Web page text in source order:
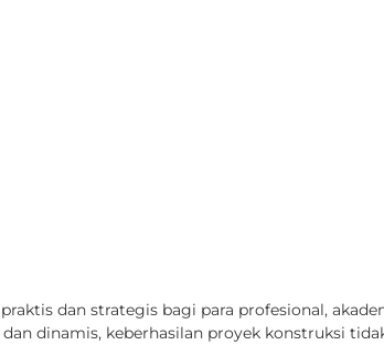
dan strategis bagi para profesional,
dinamis, keberhasilan proyek konstruksi